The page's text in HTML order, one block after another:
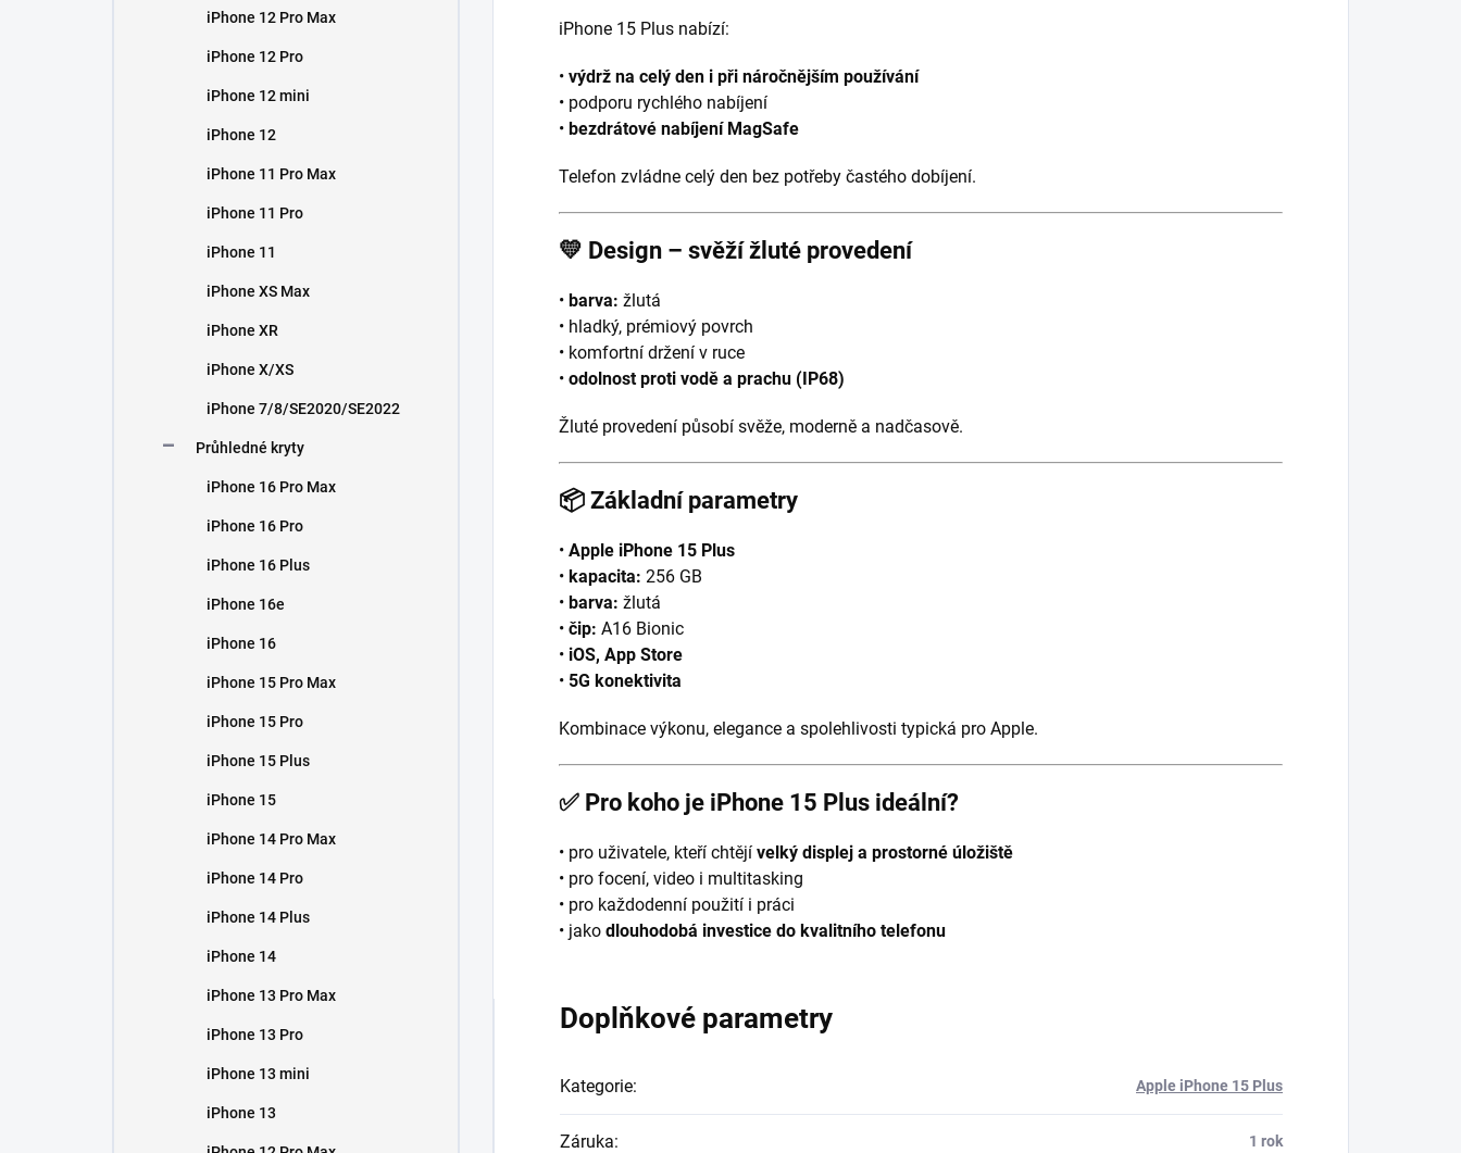
iPhone 12 Pro Max
iPhone 12 Pro
iPhone 12 mini
iPhone 12
iPhone 11 Pro Max
iPhone 11 Pro
iPhone 11
iPhone XS Max
iPhone XR
iPhone X/XS
iPhone 7/8/SE2020/SE2022
Průhledné kryty
iPhone 16 Pro Max
iPhone 16 Pro
iPhone 16 Plus
iPhone 16e
iPhone 16
iPhone 15 Pro Max
iPhone 15 Pro
iPhone 15 Plus
iPhone 15
iPhone 14 Pro Max
iPhone 14 Pro
iPhone 14 Plus
iPhone 14
iPhone 13 Pro Max
iPhone 13 Pro
iPhone 13 mini
iPhone 13
iPhone 15 Plus nabízí:
• výdrž na celý den i při náročnějším používání
• podporu rychlého nabíjení
• bezdrátové nabíjení MagSafe
Telefon zvládne celý den bez potřeby častého dobíjení.
💛 Design – svěží žluté provedení
• barva: žlutá
• hladký, prémiový povrch
• komfortní držení v ruce
• odolnost proti vodě a prachu (IP68)
Žluté provedení působí svěže, moderně a nadčasově.
📦 Základní parametry
• Apple iPhone 15 Plus
• kapacita: 256 GB
• barva: žlutá
• čip: A16 Bionic
• iOS, App Store
• 5G konektivita
Kombinace výkonu, elegance a spolehlivosti typická pro Apple.
✅ Pro koho je iPhone 15 Plus ideální?
• pro uživatele, kteří chtějí velký displej a prostorné úložiště
• pro focení, video i multitasking
• pro každodenní použití i práci
• jako dlouhodobá investice do kvalitního telefonu
Doplňkové parametry
Kategorie: Apple iPhone 15 Plus
Záruka: 1 rok